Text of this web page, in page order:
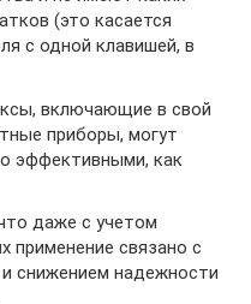
(это касается
с одной клавишей, в
включающие в свой
приборы, могут
эффективными, как
даже с учетом
применение связано с
снижением надежности